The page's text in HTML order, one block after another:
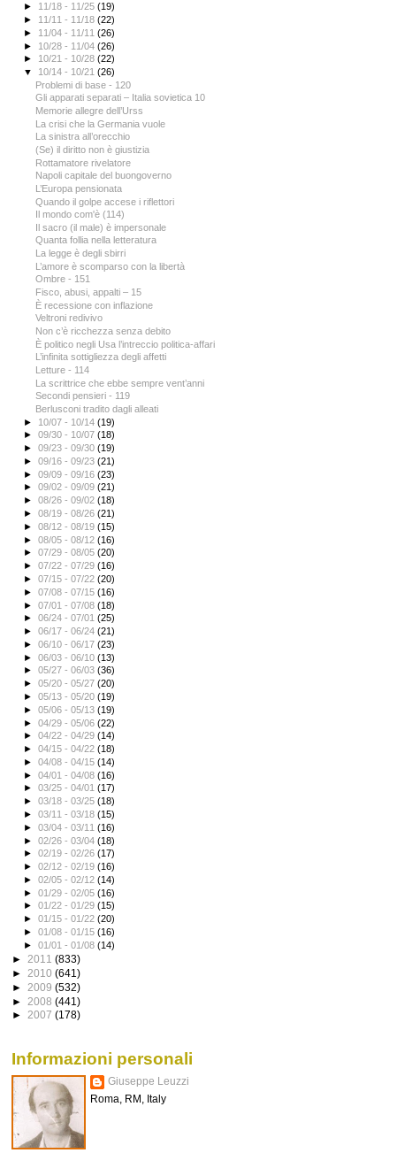
► 11/18 - 11/25(19)
► 11/11 - 11/18(22)
► 11/04 - 11/11(26)
► 10/28 - 11/04(26)
► 10/21 - 10/28(22)
▼ 10/14 - 10/21(26)
Problemi di base - 120
Gli apparati separati – Italia sovietica 10
Memorie allegre dell’Urss
La crisi che la Germania vuole
La sinistra all’orecchio
(Se) il diritto non è giustizia
Rottamatore rivelatore
Napoli capitale del buongoverno
L’Europa pensionata
Quando il golpe accese i riflettori
Il mondo com'è (114)
Il sacro (il male) è impersonale
Quanta follia nella letteratura
La legge è degli sbirri
L’amore è scomparso con la libertà
Ombre - 151
Fisco, abusi, appalti – 15
È recessione con inflazione
Veltroni redivivo
Non c’è ricchezza senza debito
È politico negli Usa l’intreccio politica-affari
L’infinita sottigliezza degli affetti
Letture - 114
La scrittrice che ebbe sempre vent’anni
Secondi pensieri - 119
Berlusconi tradito dagli alleati
► 10/07 - 10/14(19)
►09/30 - 10/07(18)
►09/23 - 09/30(19)
►09/16 - 09/23(21)
►09/09 - 09/16(23)
►09/02 - 09/09(21)
►08/26 - 09/02(18)
►08/19 - 08/26(21)
►08/12 - 08/19(15)
►08/05 - 08/12(16)
►07/29 - 08/05(20)
►07/22 - 07/29(16)
►07/15 - 07/22(20)
►07/08 - 07/15(16)
►07/01 - 07/08(18)
►06/24 - 07/01(25)
►06/17 - 06/24(21)
►06/10 - 06/17(23)
►06/03 - 06/10(13)
►05/27 - 06/03(36)
►05/20 - 05/27(20)
►05/13 - 05/20(19)
►05/06 - 05/13(19)
►04/29 - 05/06(22)
►04/22 - 04/29(14)
►04/15 - 04/22(18)
►04/08 - 04/15(14)
►04/01 - 04/08(16)
►03/25 - 04/01(17)
►03/18 - 03/25(18)
►03/11 - 03/18(15)
►03/04 - 03/11(16)
►02/26 - 03/04(18)
►02/19 - 02/26(17)
►02/12 - 02/19(16)
►02/05 - 02/12(14)
►01/29 - 02/05(16)
►01/22 - 01/29(15)
►01/15 - 01/22(20)
►01/08 - 01/15(16)
►01/01 - 01/08(14)
► 2011 (833)
► 2010 (641)
► 2009 (532)
► 2008 (441)
► 2007 (178)
Informazioni personali
Giuseppe Leuzzi
Roma, RM, Italy